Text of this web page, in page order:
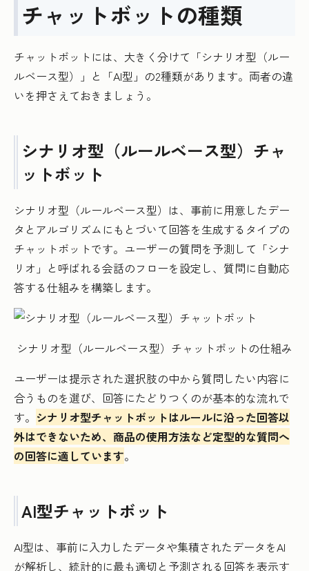
チャットボットの種類
チャットボットには、大きく分けて「シナリオ型（ルー
ルベース型）」と「AI型」の2種類があります。両者の違
いを押さえておきましょう。
シナリオ型（ルールベース型）チャ
ットボット
シナリオ型（ルールベース型）は、事前に用意したデー
タとアルゴリズムにもとづいて回答を生成するタイプの
チャットボットです。ユーザーの質問を予測して「シナ
リオ」と呼ばれる会話のフローを設定し、質問に自動応
答する仕組みを構築します。
シナリオ型（ルールベース型）チャットボットの仕組み
ユーザーは提示された選択肢の中から質問したい内容に
合うものを選び、回答にたどりつくのが基本的な流れで
す。 シナリオ型チャットボットはルールに沿った回答以
外はできないため、商品の使用方法など定型的な質問へ
の回答に適しています。
AI型チャットボット
AI型は、事前に入力したデータや集積されたデータをAI
が解析し、統計的に最も適切と予測される回答を表示す